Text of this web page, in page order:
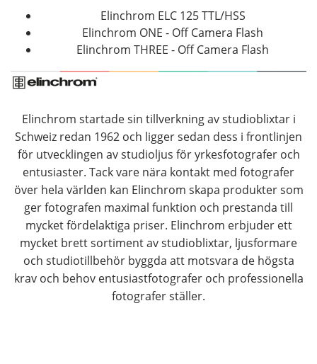
Elinchrom ELC 125 TTL/HSS
Elinchrom ONE - Off Camera Flash
Elinchrom THREE - Off Camera Flash
Elinchrom startade sin tillverkning av studioblixtar i
Schweiz redan 1962 och ligger sedan dess i frontlinjen
för utvecklingen av studioljus för yrkesfotografer och
entusiaster. Tack vare nära kontakt med fotografer
över hela världen kan Elinchrom skapa produkter som
ger fotografen maximal funktion och prestanda till
mycket fördelaktiga priser. Elinchrom erbjuder ett
mycket brett sortiment av studioblixtar, ljusformare
och studiotillbehör byggda att motsvara de högsta
krav och behov entusiastfotografer och professionella
fotografer ställer.